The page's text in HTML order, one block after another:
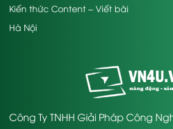
Kiến thức Content – Viết bài
Hà Nội
Công Ty TNHH Giải Pháp Công